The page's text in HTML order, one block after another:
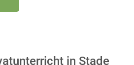
in Stade